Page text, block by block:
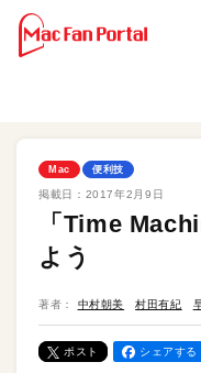
Mac 便利技
掲載日： 2017年2月9日
「Time
よう
著者： 中村朝美 村田有紀
ポスト シェアする